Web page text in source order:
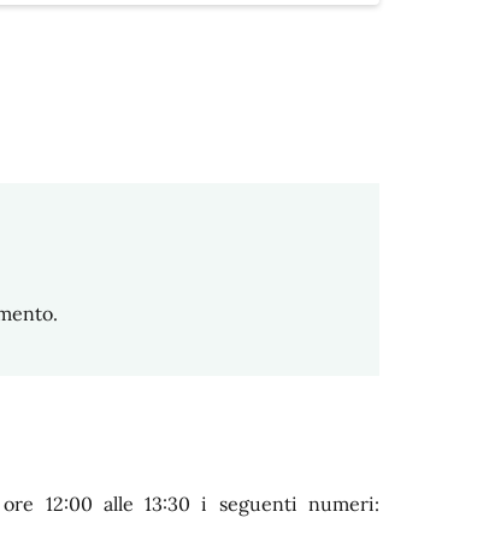
12:00 alle 13:30 i seguenti numeri: